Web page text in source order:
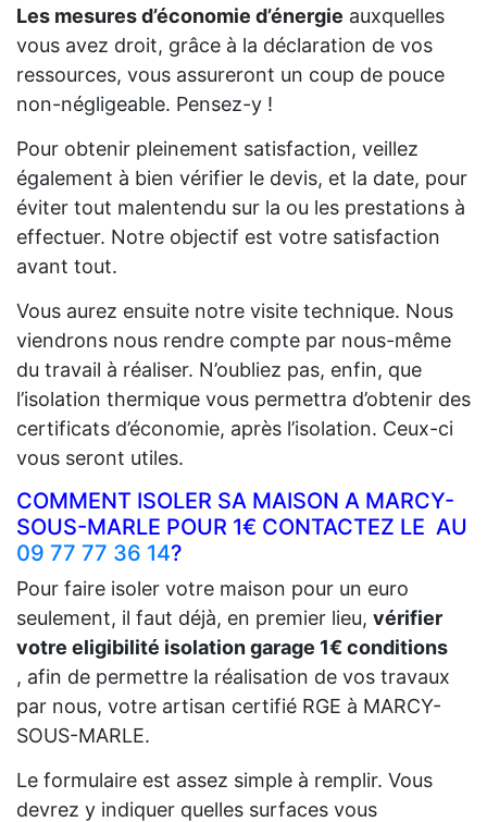
Les mesures d’économie d’énergie auxquelles
vous avez droit, grâce à la déclaration de vos
ressources, vous assureront un coup de pouce
non-négligeable. Pensez-y !
Pour obtenir pleinement satisfaction, veillez
également à bien vérifier le devis, et la date, pour
éviter tout malentendu sur la ou les prestations à
effectuer. Notre objectif est votre satisfaction
avant tout.
Vous aurez ensuite notre visite technique. Nous
viendrons nous rendre compte par nous-même
du travail à réaliser. N’oubliez pas, enfin, que
l’isolation thermique vous permettra d’obtenir des
certificats d’économie, après l’isolation. Ceux-ci
vous seront utiles.
COMMENT ISOLER SA MAISON A MARCY-
SOUS-MARLE POUR 1€ CONTACTEZ LE AU
09 77 77 36 14?
Pour faire isoler votre maison pour un euro
seulement, il faut déjà, en premier lieu, vérifier
votre eligibilité isolation garage 1€ conditions
, afin de permettre la réalisation de vos travaux
par nous, votre artisan certifié RGE à MARCY-
SOUS-MARLE.
Le formulaire est assez simple à remplir. Vous
devrez y indiquer quelles surfaces vous